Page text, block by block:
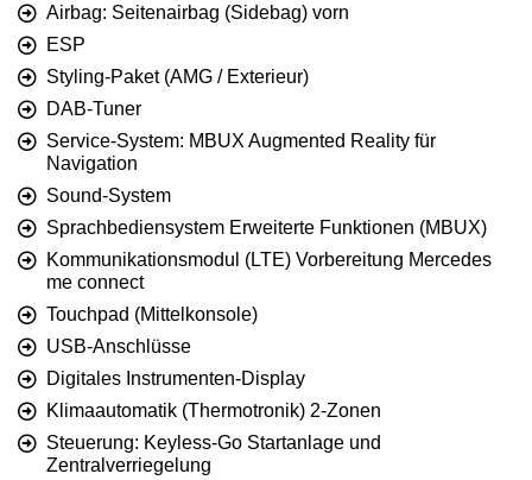
Airbag: Seitenairbag (Sidebag) vorn
ESP
Styling-Paket (AMG / Exterieur)
DAB-Tuner
Service-System: MBUX Augmented Reality für
Navigation
Sound-System
Sprachbediensystem Erweiterte Funktionen (MBUX)
Kommunikationsmodul (LTE) Vorbereitung Mercedes
me connect
Touchpad (Mittelkonsole)
USB-Anschlüsse
Digitales Instrumenten-Display
Klimaautomatik (Thermotronik) 2-Zonen
Steuerung: Keyless-Go Startanlage und
Zentralverriegelung